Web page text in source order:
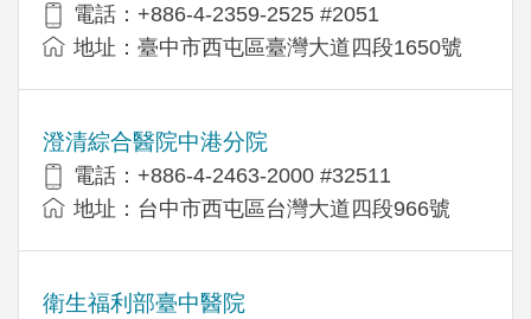
電話：+886-4-2359-2525 #2051
地址：臺中市西屯區臺灣大道四段1650號
澄清綜合醫院中港分院
電話：+886-4-2463-2000 #32511
地址：台中市西屯區台灣大道四段966號
衛生福利部臺中醫院